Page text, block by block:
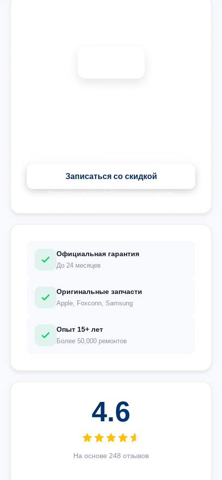
Записаться со скидкой
Официальная гарантия
До 24 месяцев
Оригинальные запчасти
Apple, Foxconn, Samsung
Опыт 15+ лет
Более 50,000 ремонтов
4.6
На основе 248 отзывов